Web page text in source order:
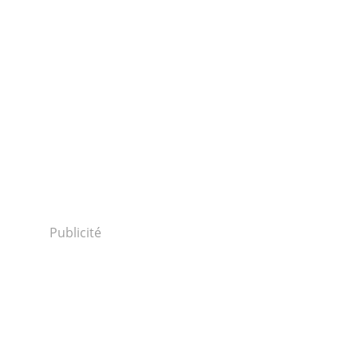
Publicité